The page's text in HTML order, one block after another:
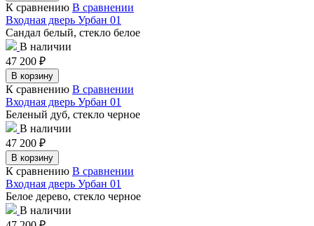
К сравнению В сравнении
Входная дверь Урбан 01
Сандал белый, стекло белое
В наличии
47 200 ₽
В корзину
К сравнению В сравнении
Входная дверь Урбан 01
Беленый дуб, стекло черное
В наличии
47 200 ₽
В корзину
К сравнению В сравнении
Входная дверь Урбан 01
Белое дерево, стекло черное
В наличии